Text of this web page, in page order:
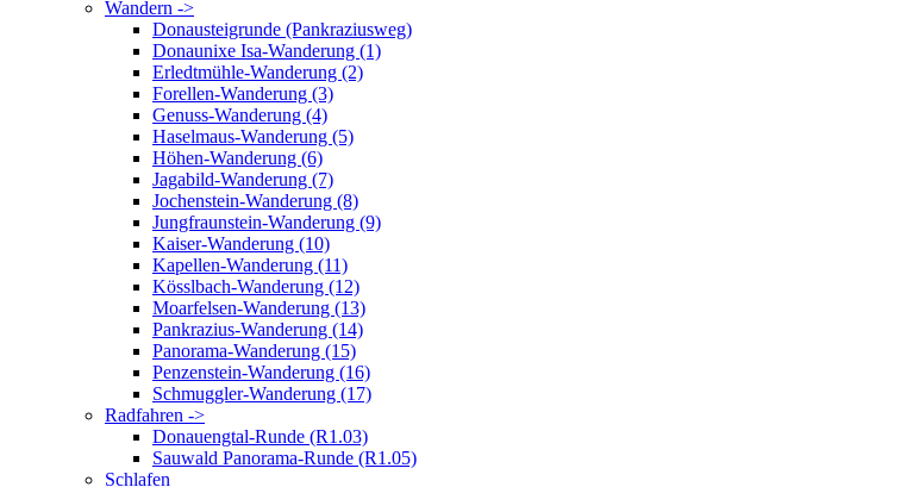
Wandern ->
Donausteigrunde (Pankraziusweg)
Donaunixe Isa-Wanderung (1)
Erledtmühle-Wanderung (2)
Forellen-Wanderung (3)
Genuss-Wanderung (4)
Haselmaus-Wanderung (5)
Höhen-Wanderung (6)
Jagabild-Wanderung (7)
Jochenstein-Wanderung (8)
Jungfraunstein-Wanderung (9)
Kaiser-Wanderung (10)
Kapellen-Wanderung (11)
Kösslbach-Wanderung (12)
Moarfelsen-Wanderung (13)
Pankrazius-Wanderung (14)
Panorama-Wanderung (15)
Penzenstein-Wanderung (16)
Schmuggler-Wanderung (17)
Radfahren ->
Donauengtal-Runde (R1.03)
Sauwald Panorama-Runde (R1.05)
Schlafen